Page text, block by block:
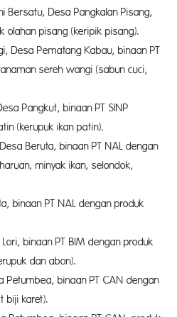
Bersatu, Desa Pangkalan Pisang,
olahan pisang (keripik pisang).
Desa Pematang Kabau, binaan PT
sereh wangi (sabun cuci,
Pangkut, binaan PT SINP
(kerupuk ikan patin).
Beruta, binaan PT NAL dengan
minyak ikan, selondok,
binaan PT NAL dengan produk
binaan PT BIM dengan produk
dan abon).
Petumbea, binaan PT CAN dengan
biji karet).